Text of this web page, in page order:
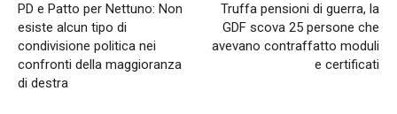
PD e Patto per Nettuno: Non
esiste alcun tipo di
condivisione politica nei
confronti della maggioranza
di destra
Truffa pensioni di guerra, la
GDF scova 25 persone che
avevano contraffatto moduli
e certificati